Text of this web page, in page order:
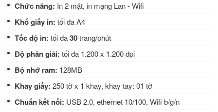
Chức năng: In 2 mặt, in mạng Lan - Wifi
Khổ giấy in: tối đa A4
Tốc độ in: tối đa30trang/phút
Độ phân giải: tối đa 1.200 x 1.200 dpi
Bộ nhớ ram: 128MB
Khay giấy: 250 tờ x 1 khay, khay tay: 01 tờ
Chuẩn kết nối: USB 2.0, ethernet 10/100, Wifi b/g/n